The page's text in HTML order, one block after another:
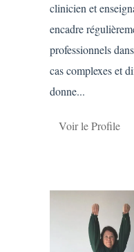
clinicien et
encadre
professionnels
cas complexes et
donne...
Voir le Profile